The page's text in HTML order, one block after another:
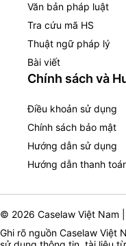
Văn bản pháp luật
Tra cứu mã HS
Thuật ngữ pháp lý
Bài viết
Chính sách và
Điều khoản sử dụng
Chính sách bảo mật
Hướng dẫn sử dụng
Hướng dẫn thanh
© 2026 Caselaw Việt Nam
Ghi rõ nguồn Caselaw Việt